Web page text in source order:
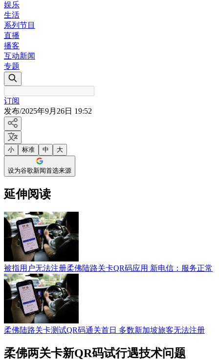
娱乐
生活
系列节目
直播
播客
互动新闻
专题
订阅
发布/2025年9月26日 19:52
小 标准 中 大
设为谷歌新闻首选来源
延伸阅读
被指用户无法注册柔佛陆路关卡QR码应用 新电信：服务正常
柔佛陆路关卡测试QR码通关首日 多数新加坡旅客无法注册
柔佛两关卡新QR码试行遇技术问题